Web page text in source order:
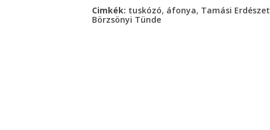
Cimkék: tuskózó, áfonya, Tamási Erdészet
Börzsönyi Tünde